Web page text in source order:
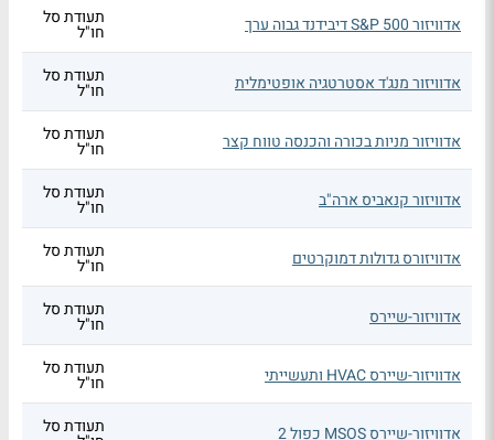
אדוויזור S&P 500 דיבידנד גבוה ערך תעודת סל
חו"ל
אדוויזור מנג'ד אסטרטגיה אופטימלית תעודת סל
חו"ל
אדוויזור מניות בכורה והכנסה טווח קצר תעודת סל
חו"ל
אדוויזור קנאביס ארה"ב תעודת סל
חו"ל
אדוויזורס גדולות דמוקרטים תעודת סל
חו"ל
אדוויזור-שיירס תעודת סל
חו"ל
אדוויזור-שיירס HVAC ותעשייתי תעודת סל
חו"ל
אדוויזור-שיירס MSOS כפול 2 תעודת סל